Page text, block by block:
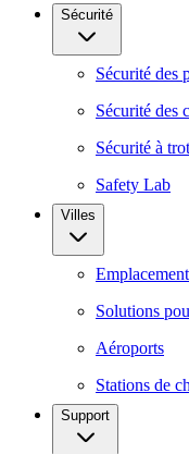
Sécurité
Sécurité des
Sécurité des
Sécurité à
Safety Lab
Villes
Solutions
Aéroports
Stations de
Support